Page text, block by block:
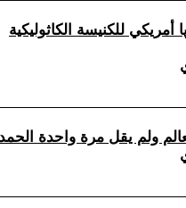
أمريكي للكنيسة الكاثوليكية